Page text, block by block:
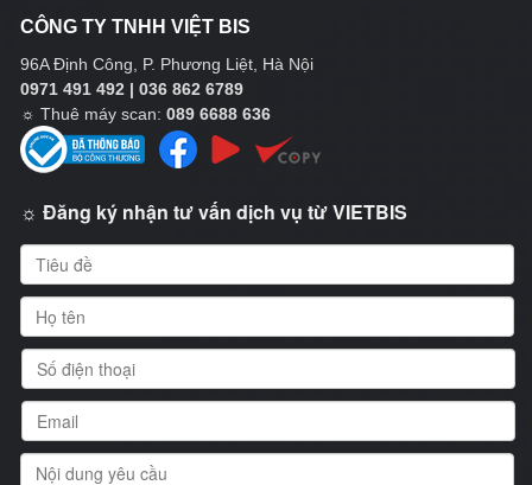
CÔNG TY TNHH VIỆT BIS
96A Định Công, P. Phương Liệt, Hà Nội
0971 491 492 | 036 862 6789
☼ Thuê máy scan: 089 6688 636
☼ Đăng ký nhận tư vấn dịch vụ từ VIETBIS